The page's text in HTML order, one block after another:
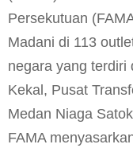
Persekutuan
Madani di 113
negara yang terdiri
Kekal, Pusat
Medan Niaga
FAMA